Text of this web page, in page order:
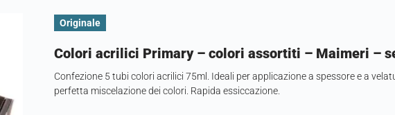
Originale
Colori acrilici Primary – colori assortiti – Maimeri –
Confezione 5 tubi colori acrilici 75ml. Ideali per applicazione a spessore e a
perfetta miscelazione dei colori. Rapida essiccazione.